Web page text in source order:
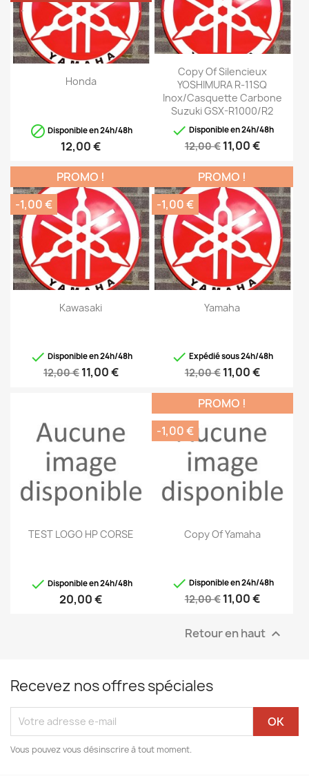
Honda
 Disponible en 24h/48h
12,00 €
Copy Of Silencieux
YOSHIMURA R-11SQ
Inox/casquette Carbone
Suzuki GSX-R1000/R2
 Disponible en 24h/48h
12,00 € 11,00 €
Kawasaki
 Disponible en 24h/48h
12,00 € 11,00 €
PROMO !
-1,00 €
Yamaha
 Expédié sous 24h/48h
12,00 € 11,00 €
PROMO !
-1,00 €
TEST LOGO HP CORSE
 Disponible en 24h/48h
20,00 €
Copy Of Yamaha
 Disponible en 24h/48h
12,00 € 11,00 €
PROMO !
-1,00 €
Retour en haut 
Recevez nos offres spéciales
Vous pouvez vous désinscrire à tout moment.